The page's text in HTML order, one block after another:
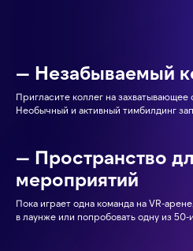
— Незабываемый
Пригласите коллег на
Необычный и активный тимбилдинг
— Пространство
мероприятий
Пока играет одна команда на VR-
в лаунже или попробовать одну из 50-